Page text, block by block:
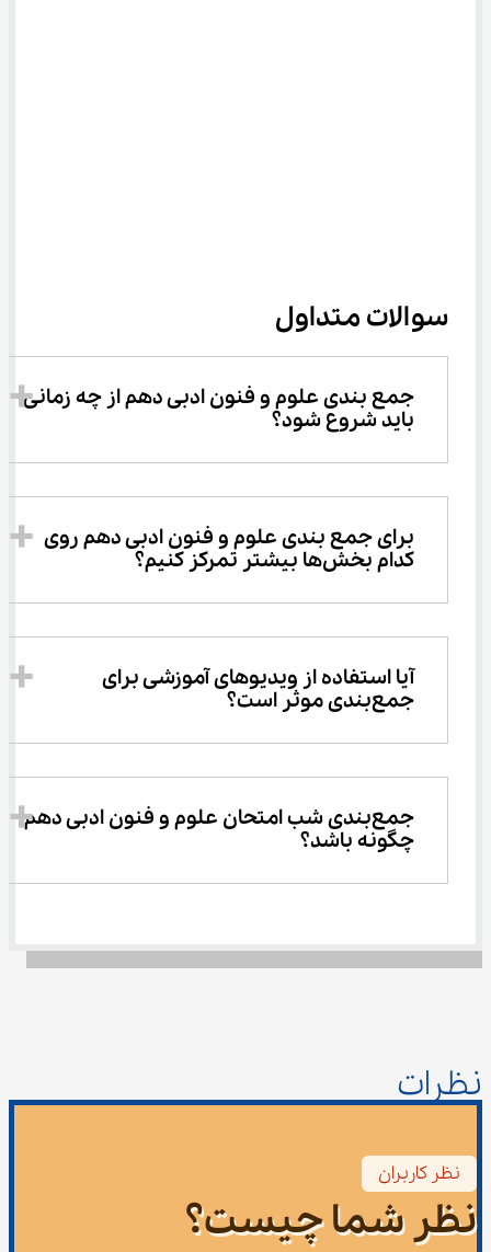
سوالات متداول
جمع بندی علوم و فنون ادبی دهم از چه زمانی
باید شروع شود؟
برای جمع بندی علوم و فنون ادبی دهم روی
کدام بخش‌ها بیشتر تمرکز کنیم؟
آیا استفاده از ویدیوهای آموزشی برای
جمع‌بندی موثر است؟
جمع‌بندی شب امتحان علوم و فنون ادبی دهم
چگونه باشد؟
نظرات
نظر کاربران
نظر شما چیست؟